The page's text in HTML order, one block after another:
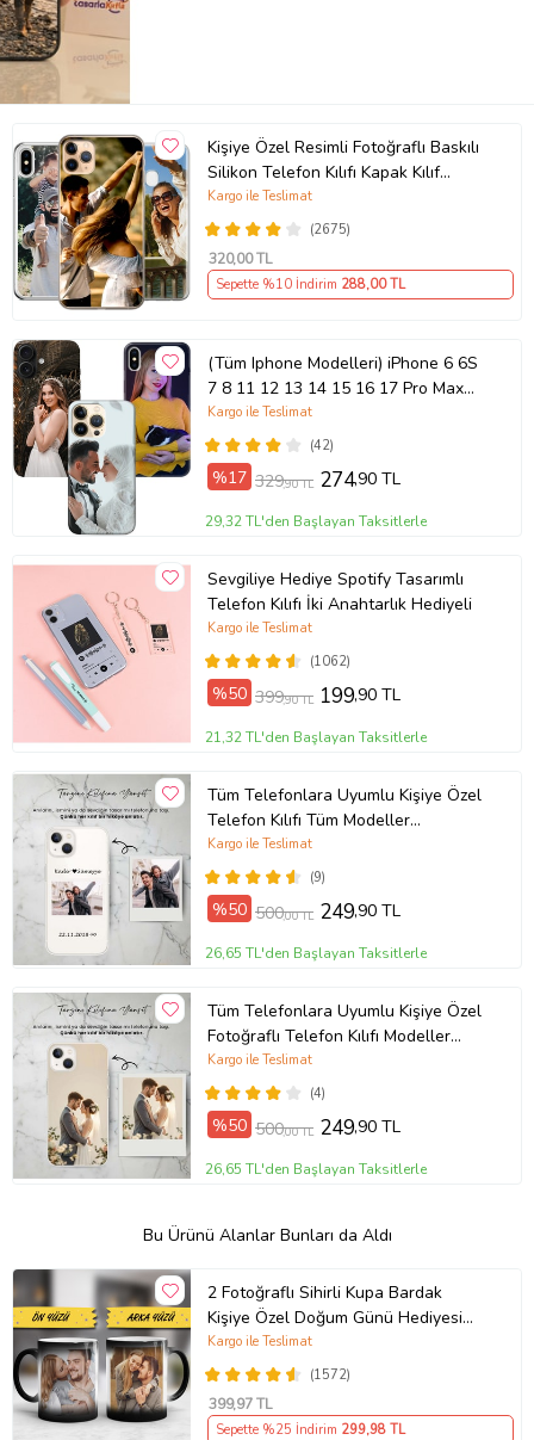
Kişiye Özel Resimli Fotoğraflı Baskılı
Silikon Telefon Kılıfı Kapak Kılıf
(Telefon Modelleri Açıklamada)
(2675)
Kargo ile Teslimat
320,00 TL
Sepette %10 İndirim 288,00 TL
(Tüm Iphone Modelleri) iPhone 6 6S
7 8 11 12 13 14 15 16 17 Pro Max
Plus Mini Kişiye Özel Resimli
Fotoğraflı Kılıf(42)
Kargo ile Teslimat
%17 329,90 TL 274,90 TL
29,32 TL'den Başlayan Taksitlerle
Sevgiliye Hediye Spotify Tasarımlı
Telefon Kılıfı İki Anahtarlık Hediyeli
(1062)
Kargo ile Teslimat
%50 399,90 TL 199,90 TL
21,32 TL'den Başlayan Taksitlerle
Tüm Telefonlara Uyumlu Kişiye Özel
Telefon Kılıfı Tüm Modeller
Açıklamada
(9)
Kargo ile Teslimat
%50 500,00 TL 249,90 TL
26,65 TL'den Başlayan Taksitlerle
Tüm Telefonlara Uyumlu Kişiye Özel
Fotoğraflı Telefon Kılıfı Modeller
Açıklamada
(4)
Kargo ile Teslimat
%50 500,00 TL 249,90 TL
26,65 TL'den Başlayan Taksitlerle
Bu Ürünü Alanlar Bunları da Aldı
2 Fotoğraflı Sihirli Kupa Bardak
Kişiye Özel Doğum Günü Hediyesi
Sevgiliye Hediye Anneye Babaya
Ablaya Abiye Kız Erkek Kardeşe
Arkadaşa Resimli Günü Yıl Dönümü
Hediyesi
(1572)
Kargo ile Teslimat
399,97 TL
Sepette %25 İndirim 299,98 TL